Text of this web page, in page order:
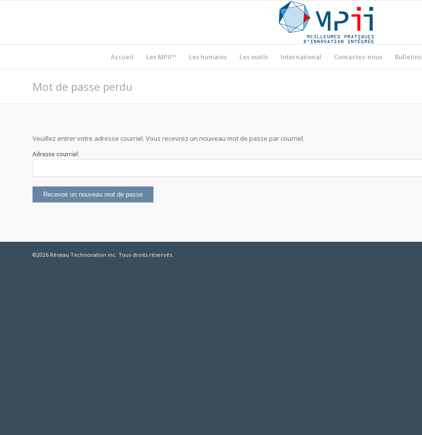
Accueil Les MPII™ Les humains Les outils International Contactez-nous Bulletins
Mot de passe perdu
Veuillez entrer votre adresse courriel. Vous recevrez un nouveau mot de passe par courriel.
Adresse courriel:
©2026 Réseau Technovation inc. Tous droits réservés.